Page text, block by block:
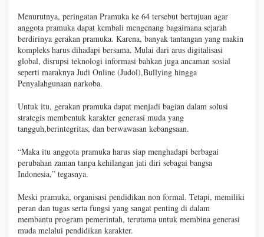
Menurutnya, peringatan Pramuka ke 64 tersebut bertujuan agar
anggota pramuka dapat kembali mengenang bagaimana sejarah
berdirinya gerakan pramuka. Karena, banyak tantangan yang makin
kompleks harus dihadapi bersama. Mulai dari arus digitalisasi
global, disrupsi teknologi informasi bahkan juga ancaman sosial
seperti maraknya Judi Online (Judol),Bullying hingga
Penyalahgunaan narkoba.
Untuk itu, gerakan pramuka dapat menjadi bagian dalam solusi
strategis membentuk karakter generasi muda yang
tangguh,berintegritas, dan berwawasan kebangsaan.
“Maka itu anggota pramuka harus siap menghadapi berbagai
perubahan zaman tanpa kehilangan jati diri sebagai bangsa
Indonesia,” tegasnya.
Meski pramuka, organisasi pendidikan non formal. Tetapi, memiliki
peran dan tugas serta fungsi yang sangat penting di dalam
membantu program pemerintah, terutama untuk membina generasi
muda melalui pendidikan karakter.